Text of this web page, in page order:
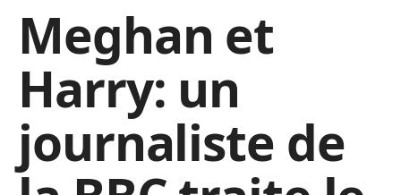
Meghan et
Harry: un
journaliste de